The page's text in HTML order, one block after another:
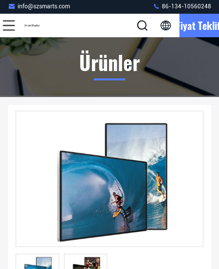
info@szsmarts.com 86-134-10560248
Fiyat
Ürünler